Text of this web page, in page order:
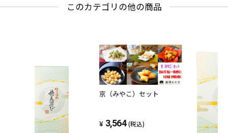
このカテゴリの他の商品
京（みやこ）セット
3,564 (税込)